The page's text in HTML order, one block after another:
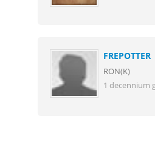
FREPOTTER
RON(K)
1 decennium